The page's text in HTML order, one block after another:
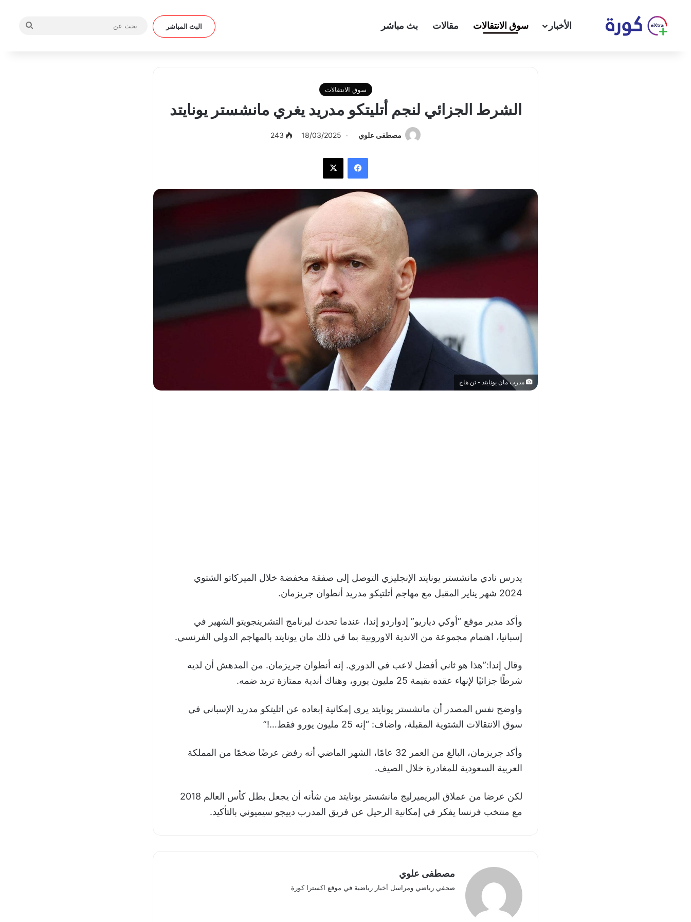
الأخبار سوق الانتقالات مقالات بث مباشر البث المباشر
سوق الانتقالات
الشرط الجزائي لنجم أتليتكو مدريد يغري مانشستر يونايتد
مصطفى علوي 18/03/2025
243
فيسبوك
مدرب مان يونايتد - تن هاج
يدرس نادي مانشستر يونايتد الإنجليزي التوصل إلى صفقة مخفضة خلال الميركاتو الشتوي
2024 شهر يناير المقبل مع مهاجم أتلتيكو مدريد أنطوان جريزمان.
وأكد مدير موقع “أوكي دياريو” إدواردو إندا، عندما تحدث لبرنامج التشرينجويتو الشهير في
إسبانيا، اهتمام مجموعة من الاندية الاوروبية بما في ذلك مان يونايتد بالمهاجم الدولي الفرنسي.
وقال إندا:”هذا هو ثاني أفضل لاعب في الدوري. إنه أنطوان جريزمان. من المدهش أن لديه
شرطًا جزائيًا لإنهاء عقده بقيمة 25 مليون يورو، وهناك أندية ممتازة تريد ضمه.
واوضح نفس المصدر أن مانشستر يونايتد يرى إمكانية إبعاده عن اتليتكو مدريد الإسباني في
سوق الانتقالات الشتوية المقبلة، واضاف: “إنه 25 مليون يورو فقط…!”
وأكد جريزمان، البالغ من العمر 32 عامًا، الشهر الماضي أنه رفض عرضًا ضخمًا من المملكة
العربية السعودية للمغادرة خلال الصيف.
لكن عرضا من عملاق البريميرليج مانشستر يونايتد من شأنه أن يجعل بطل كأس العالم 2018
مع منتخب فرنسا يفكر في إمكانية الرحيل عن فريق المدرب دييجو سيميوني بالتأكيد.
مصطفى علوي
صحفي رياضي ومراسل أخبار رياضية في موقع اكسترا كورة